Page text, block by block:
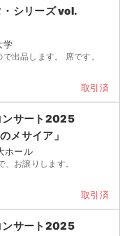
シリーズ vol.
学
出品します。 席です。
取引済
ンサート2025
メサイア」
ホール
お譲りします。
取引済
ンサート2025